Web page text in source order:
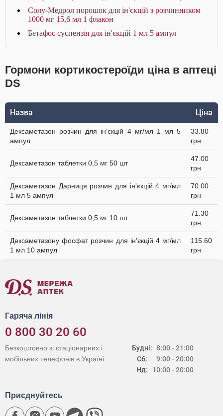
Солу-Медрол порошок для ін'єкцій з розчинником
1000 мг 15,6 мл 1 флакон
Бетафос суспензія для ін'єкцій 1 мл 5 ампул
Гормони кортикостероїди ціна в аптеці
DS
Назва Ціна
Дексаметазон розчин для ін'єкцій 4 мг/мл 1 мл 5
ампул
33.80
грн
Дексаметазон таблетки 0,5 мг 50 шт
47.00
грн
Дексаметазон Дарниця розчин для ін'єкцій 4 мг/мл
1 мл 5 ампул
70.00
грн
Дексаметазон таблетки 0,5 мг 10 шт
71.30
грн
Дексаметазону фосфат розчин для ін'єкцій 4 мг/мл
1 мл 10 ампул
115.60
грн
Гаряча лінія
0 800 30 20 60
Будні:
Сб:
Нд:
8:00 - 21:00
9:00 - 20:00
10:00 - 20:00
Безкоштовно зі стаціонарних і
мобільних телефонів в Україні
Приєднуйтесь